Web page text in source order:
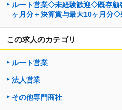
ルート営業◇未経験歓迎◇既存
ヶ月分＋決算賞与最大10ヶ月分◇
この求人のカテゴリ
ルート営業
法人営業
その他専門商社